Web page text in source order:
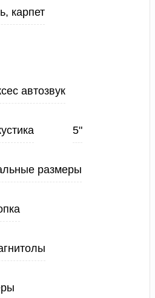
карпет
автозвук
5"
размеры